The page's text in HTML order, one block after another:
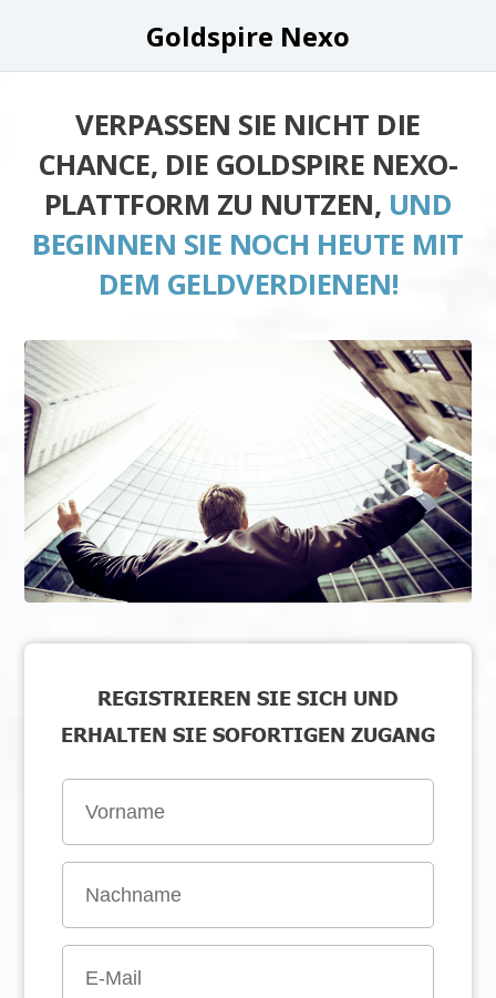
Goldspire Nexo
VERPASSEN SIE NICHT DIE
CHANCE, DIE GOLDSPIRE NEXO-
PLATTFORM ZU NUTZEN, UND
BEGINNEN SIE NOCH HEUTE MIT
DEM GELDVERDIENEN!
REGISTRIEREN SIE SICH UND
ERHALTEN SIE SOFORTIGEN ZUGANG